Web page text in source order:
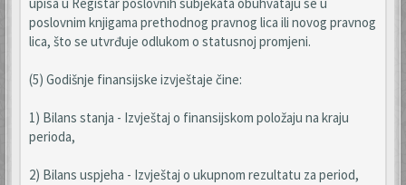
poslovnim knjigama prethodnog pravnog lica ili novog pravnog
lica, što se utvrđuje odlukom o statusnoj promjeni.
(5) Godišnje finansijske izvještaje čine:
1) Bilans stanja - Izvještaj o finansijskom položaju na kraju
perioda,
2) Bilans uspjeha - Izvještaj o ukupnom rezultatu za period,